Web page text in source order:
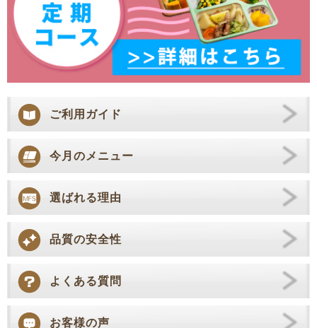
ご利用ガイド
今月のメニュー
選ばれる理由
品質の安全性
よくある質問
お客様の声